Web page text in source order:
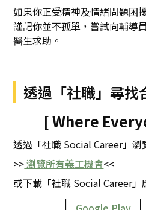
如果你正受精神及情緒問題困
謹記你並不孤單，嘗試向輔導
醫生求助。
透過「社職」尋找
[ Where
透過「社職 Social Career」瀏
>>瀏覽所有義工機會<<
或下載「社職 Social Career」
｜ ｜